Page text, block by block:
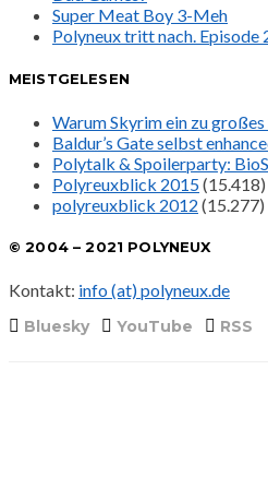
Super Meat Boy 3-Meh
Polyneux tritt nach. Episode
MEISTGELESEN
Warum Skyrim ein zu
Baldur’s Gate selbst
Polytalk & Spoilerparty:
Polyreuxblick 2015(15.418)
polyreuxblick 2012 (15.277)
© 2004 – 2021 POLYNEUX
Kontakt: info (at) polyneux.de
Bluesky YouTube RSS